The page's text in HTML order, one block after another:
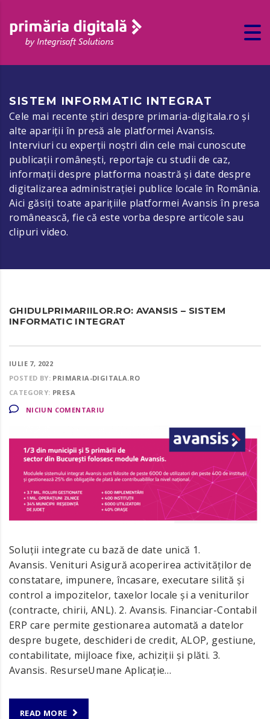
SISTEM INFORMATIC INTEGRAT
Cele mai recente știri despre primaria-digitala.ro și
alte apariții în presă ale platformei Avansis.
Interviuri cu experții noștri din cele mai cunoscute
publicații românești, reportaje cu studii de caz,
informații despre platforma noastră și date despre
digitalizarea administrației publice locale în România.
Aici găsiți toate aparițiile platformei Avansis în presa
românească, fie că este vorba despre articole sau
clipuri video.
GHIDULPRIMARIILOR.RO: AVANSIS – SISTEM
INFORMATIC INTEGRAT
IULIE 7, 2022
POSTED BY: PRIMARIA-DIGITALA.RO
CATEGORY: PRESA
NICIUN COMENTARIU
Soluții integrate cu bază de date unică 1.
Avansis. Venituri Asigură acoperirea activităților de
constatare, impunere, încasare, executare silită și
control a impozitelor, taxelor locale și a veniturilor
(contracte, chirii, ANL). 2. Avansis. Financiar-Contabil
ERP care permite gestionarea automată a datelor
despre bugete, deschideri de credit, ALOP, gestiune,
contabilitate, mijloace fixe, achiziții și plăti. 3.
Avansis. ResurseUmane Aplicație…
READ MORE